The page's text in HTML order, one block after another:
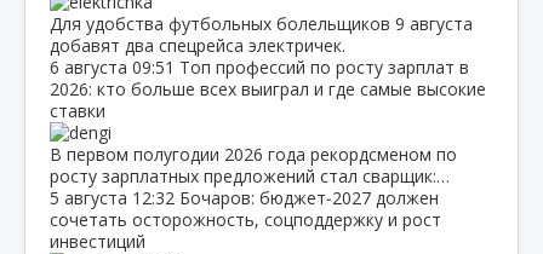
Для удобства футбольных болельщиков 9 августа
добавят два спецрейса электричек.
6 августа 09:51 Топ профессий по росту зарплат в
2026: кто больше всех выиграл и где самые высокие
ставки
В первом полугодии 2026 года рекордсменом по
росту зарплатных предложений стал сварщик:…
5 августа 12:32 Бочаров: бюджет‑2027 должен
сочетать осторожность, соцподдержку и рост
инвестиций